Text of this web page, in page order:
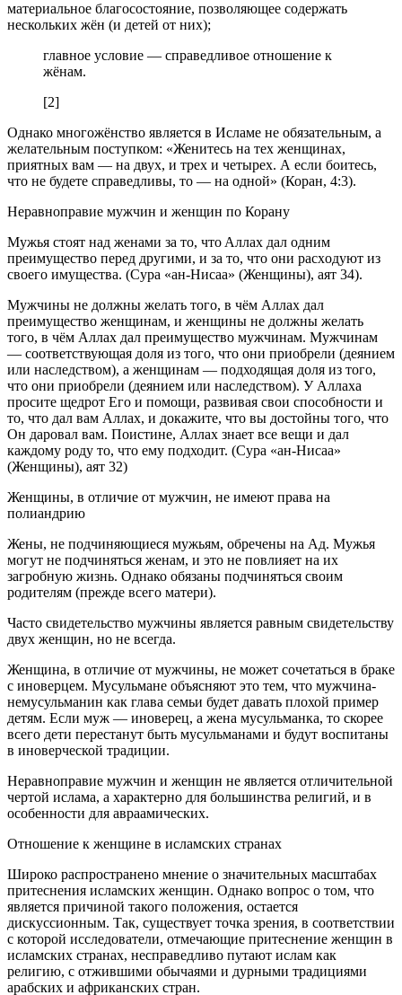
материальное благосостояние, позволяющее содержать
нескольких жён (и детей от них);
главное условие — справедливое отношение к
жёнам.
[2]
Однако многожёнство является в Исламе не обязательным, а
желательным поступком: «Женитесь на тех женщинах,
приятных вам — на двух, и трех и четырех. А если боитесь,
что не будете справедливы, то — на одной» (Коран, 4:3).
Неравноправие мужчин и женщин по Корану
Myжья cтoят нaд жeнaми зa тo, чтo Aллax дaл одним
пpeимyщecтвo пepeд дpyгими, и зa тo, чтo oни pacxoдyют из
cвoeгo имyщecтвa. (Сура «ан-Нисаа» (Женщины), аят 34).
Мужчины не должны желать того, в чём Аллах дал
преимущество женщинам, и женщины не должны желать
того, в чём Аллах дал преимущество мужчинам. Мужчинам
— соответствующая доля из того, что они приобрели (деянием
или наследством), а женщинам — подходящая доля из того,
что они приобрели (деянием или наследством). У Аллаха
просите щедрот Его и помощи, развивая свои способности и
то, что дал вам Аллах, и докажите, что вы достойны того, что
Он даровал вам. Поистине, Аллах знает все вещи и дал
каждому роду то, что ему подходит. (Сура «ан-Нисаа»
(Женщины), аят 32)
Женщины, в отличие от мужчин, не имеют права на
полиандрию
Жены, не подчиняющиеся мужьям, обречены на Ад. Мужья
могут не подчиняться женам, и это не повлияет на их
загробную жизнь. Однако обязаны подчиняться своим
родителям (прежде всего матери).
Часто свидетельство мужчины является равным свидетельству
двух женщин, но не всегда.
Женщина, в отличие от мужчины, не может сочетаться в браке
с иноверцем. Мусульмане объясняют это тем, что мужчина-
немусульманин как глава семьи будет давать плохой пример
детям. Если муж — иноверец, а жена мусульманка, то скорее
всего дети перестанут быть мусульманами и будут воспитаны
в иноверческой традиции.
Неравноправие мужчин и женщин не является отличительной
чертой ислама, а характерно для большинства религий, и в
особенности для авраамических.
Отношение к женщине в исламских странах
Широко распространено мнение о значительных масштабах
притеснения исламских женщин. Однако вопрос о том, что
является причиной такого положения, остается
дискуссионным. Так, существует точка зрения, в соответствии
с которой исследователи, отмечающие притеснение женщин в
исламских странах, несправедливо путают ислам как
религию, с отжившими обычаями и дурными традициями
арабских и африканских стран.